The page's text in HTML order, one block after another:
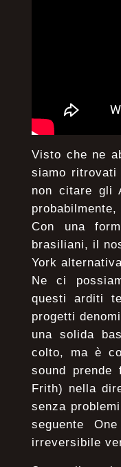
Visto che ne
siamo ritrovati
non citare gli
Con una
brasiliani, il
York
Ne ci
questi arditi
progetti
una solida
colto, ma è
sound
Frith) nella
senza
seguente
irreversibile